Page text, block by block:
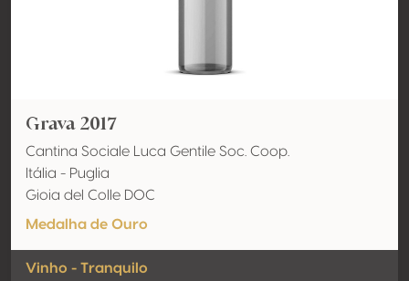
Grava 2017
Cantina Sociale Luca Gentile Soc. Coop.
Itália - Puglia
Gioia del Colle DOC
Medalha de Ouro
Vinho - Tranquilo